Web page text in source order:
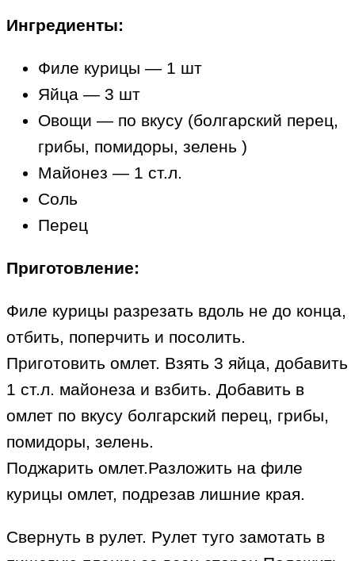
Ингредиенты:
Филе курицы — 1 шт
Яйца — 3 шт
Овощи — по вкусу (болгарский перец,
грибы, помидоры, зелень )
Майонез — 1 ст.л.
Соль
Перец
Приготовление:
Филе курицы разрезать вдоль не до конца,
отбить, поперчить и посолить.
Приготовить омлет. Взять 3 яйца, добавить
1 ст.л. майонеза и взбить. Добавить в
омлет по вкусу болгарский перец, грибы,
помидоры, зелень.
Поджарить омлет.Разложить на филе
курицы омлет, подрезав лишние края.
Свернуть в рулет. Рулет туго замотать в